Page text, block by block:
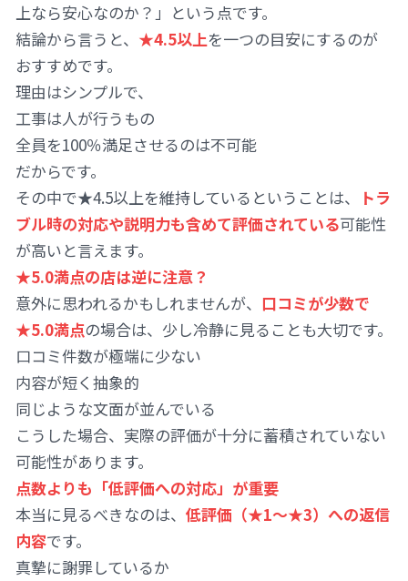
上なら安心なのか？」という点です。
結論から言うと、 ★4.5以上を一つの目安にするのが
おすすめです。
理由はシンプルで、
工事は人が行うもの
全員を100％満足させるのは不可能
だからです。
その中で★4.5以上を維持しているということは、
トラ
ブル時の対応や説明力も含めて評価されている可能性
が高いと言えます。
★5.0満点の店は逆に注意？
意外に思われるかもしれませんが、 口コミが少数で
★5.0満点の場合は、少し冷静に見ることも大切です。
口コミ件数が極端に少ない
内容が短く抽象的
同じような文面が並んでいる
こうした場合、実際の評価が十分に蓄積されていない
可能性があります。
点数よりも「低評価への対応」が重要
本当に見るべきなのは、 低評価（★1〜★3）への返信
内容です。
真摯に謝罪しているか